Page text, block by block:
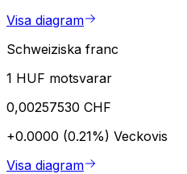
Visa diagram
Schweiziska franc
1 HUF motsvarar
0,00257530 CHF
+0.0000 (0.21%) Veckovis
Visa diagram